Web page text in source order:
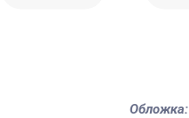
Обложка: